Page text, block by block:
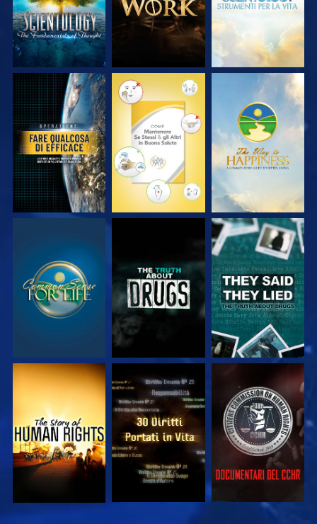
GUARDA GUARDA GUARDA
GUARDA GUARDA GUARDA
GUARDA GUARDA GUARDA